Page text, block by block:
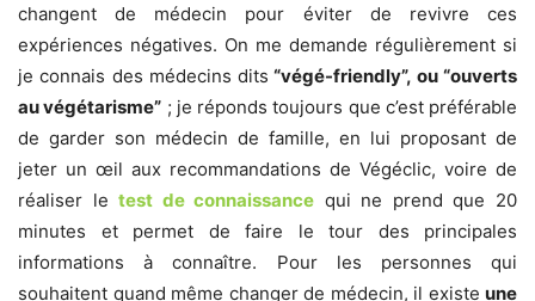
changent de médecin pour éviter de revivre ces
expériences négatives. On me demande régulièrement si
je connais des médecins dits “végé-friendly”, ou “ouverts
au végétarisme” ; je réponds toujours que c’est préférable
de garder son médecin de famille, en lui proposant de
jeter un œil aux recommandations de Végéclic, voire de
réaliser letest de connaissance qui ne prend que 20
minutes et permet de faire le tour des principales
informations à connaître. Pour les personnes qui
souhaitent quand même changer de médecin, il existe une